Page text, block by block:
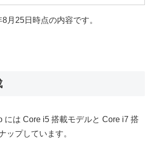
月25日時点の内容です。
には Core i5 搭載モデルと Core i7 搭
ップしています。